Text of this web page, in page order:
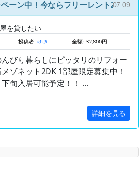
ーン中！今ならフリーレント2ヶ月
07:09
を貸したい
投稿者: ゆき 金額: 32,800円
んびり暮らしにピッタリのリフォー
ゾネット2DK 1部屋限定募集中！
下旬入居可能予定！！ ...
詳細を見る